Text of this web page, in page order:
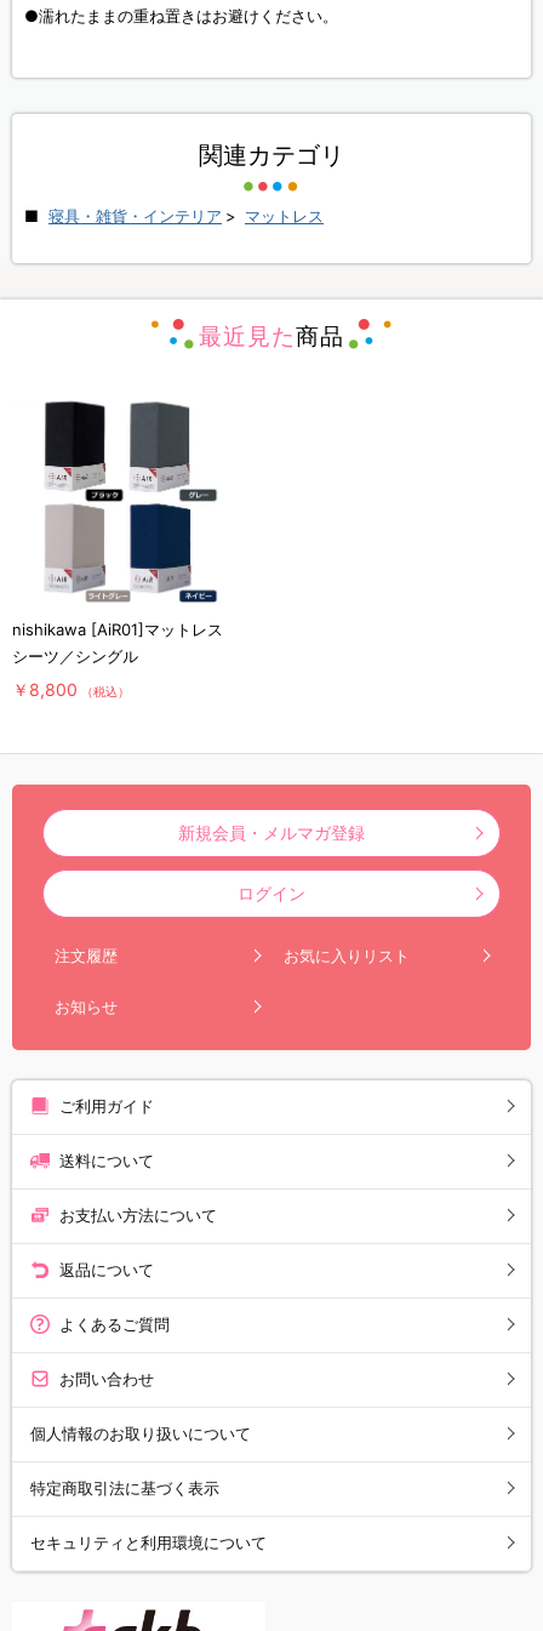
●濡れたままの重ね置きはお避けください。
関連カテゴリ
寝具・雑貨・インテリア > マットレス
最近見た商品
nishikawa [AiR01]マットレス
シーツ／シングル
￥8,800 （税込）
新規会員・メルマガ登録
ログイン
注文履歴 お気に入りリスト
お知らせ
ご利用ガイド
送料について
お支払い方法について
返品について
よくあるご質問
お問い合わせ
個人情報のお取り扱いについて
特定商取引法に基づく表示
セキュリティと利用環境について